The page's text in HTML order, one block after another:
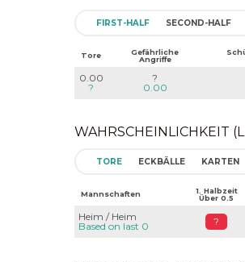
FIRST-HALF SECOND-HALF
Tore
Gefährliche
Angriffe
0.00
?
?
0.00
WAHRSCHEINLICHKEIT
TORE ECKBÄLLE KARTEN
Mannschaften
1. Halbzeit
Über 0.5
Heim / Heim
Based on last 0
?